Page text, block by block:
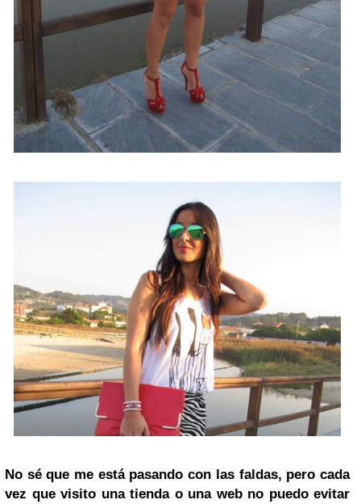
No sé que me está pasando con las faldas, pero cada
vez que visito una tienda o una web no puedo evitar